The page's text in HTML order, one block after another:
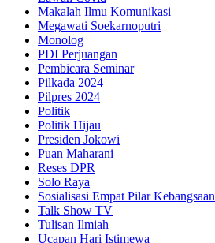
Makalah Ilmu Komunikasi
Megawati Soekarnoputri
Monolog
PDI Perjuangan
Pembicara Seminar
Pilkada 2024
Pilpres 2024
Politik
Politik Hijau
Presiden Jokowi
Puan Maharani
Reses DPR
Solo Raya
Sosialisasi Empat Pilar Kebangsaan
Talk Show TV
Tulisan Ilmiah
Ucapan Hari Istimewa